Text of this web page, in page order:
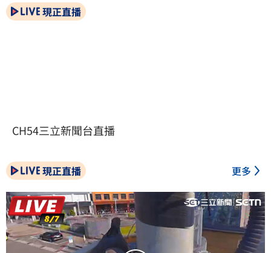
現正直播
CH54三立新聞台直播
現正直播 更多